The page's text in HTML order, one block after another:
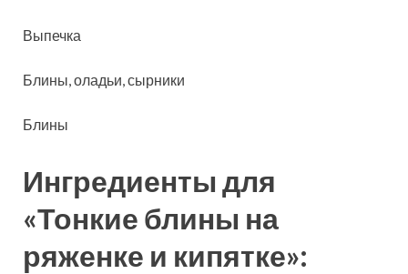
Выпечка
Блины, оладьи, сырники
Блины
Ингредиенты для
«Тонкие блины на
ряженке и кипятке»: